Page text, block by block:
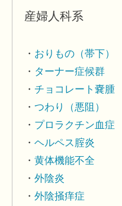
産婦人科系
おりもの（帯下）
ターナー症候群
チョコレート嚢腫
つわり（悪阻）
プロラクチン血症
ヘルペス腟炎
黄体機能不全
外陰炎
外陰掻痒症